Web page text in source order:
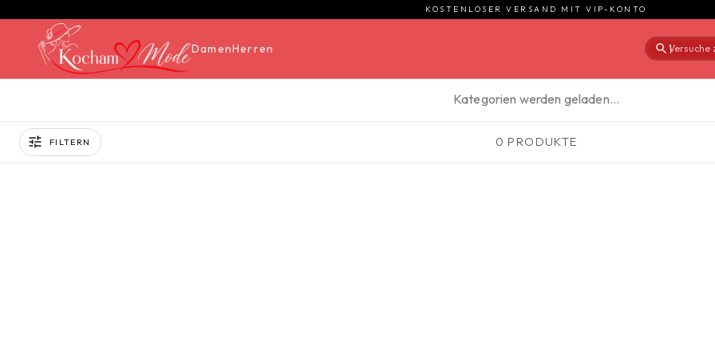
KOSTENLOSER VERSAND MIT VIP-KONTO
DamenHerren Versuche
|
Kategorien werden geladen…
FILTERN 0 PRODUKTE